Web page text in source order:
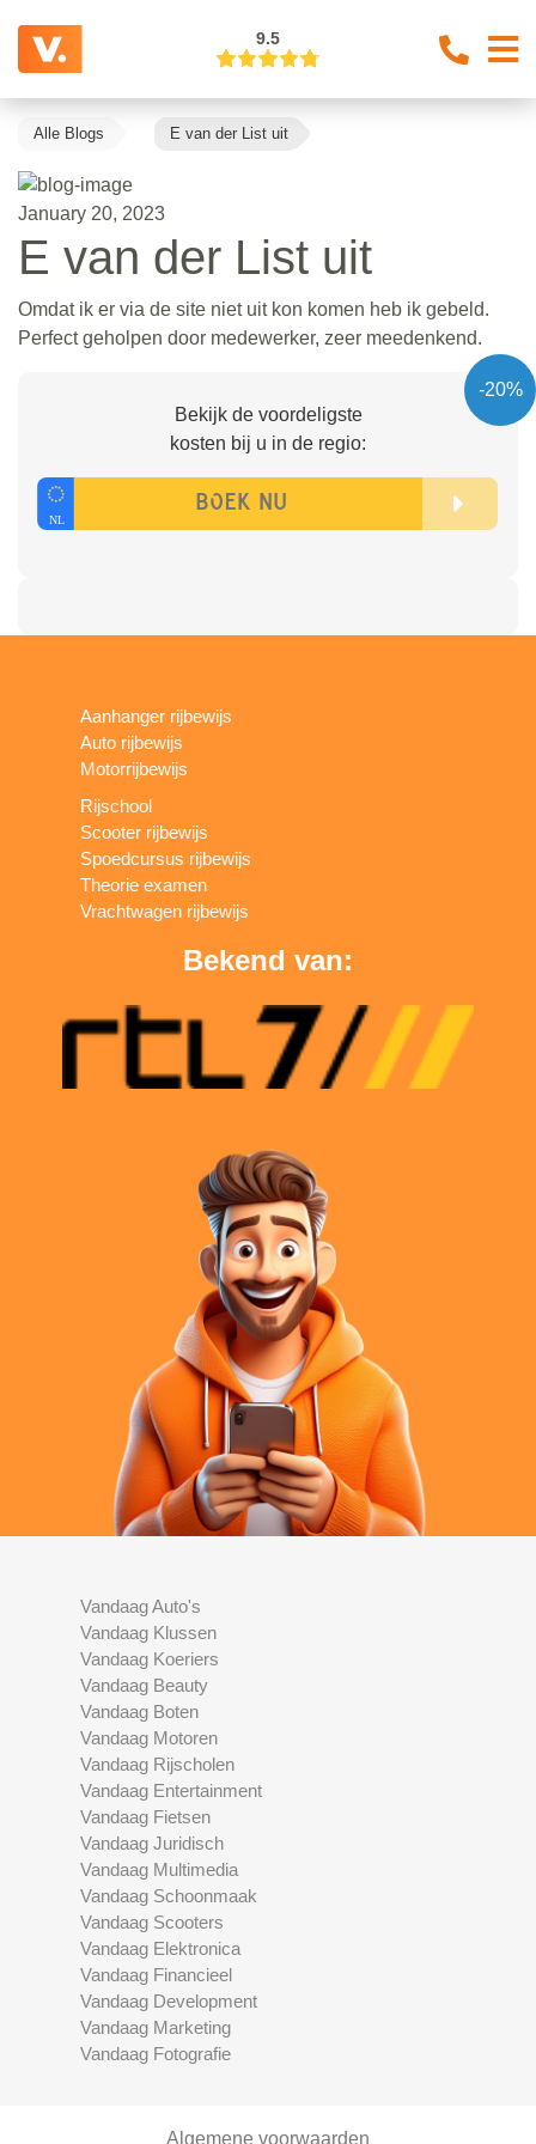
9.5
Alle Blogs E van der List uit
January 20, 2023
E van der List uit
Omdat ik er via de site niet uit kon komen heb ik gebeld.
Perfect geholpen door medewerker, zeer meedenkend.
-20%
Bekijk de voordeligste
kosten bij u in de regio:
Aanhanger rijbewijs
Auto rijbewijs
Motorrijbewijs
Rijschool
Scooter rijbewijs
Spoedcursus rijbewijs
Theorie examen
Vrachtwagen rijbewijs
Bekend van:
Vandaag Auto's
Vandaag Klussen
Vandaag Koeriers
Vandaag Beauty
Vandaag Boten
Vandaag Motoren
Vandaag Rijscholen
Vandaag Entertainment
Vandaag Fietsen
Vandaag Juridisch
Vandaag Multimedia
Vandaag Schoonmaak
Vandaag Scooters
Vandaag Elektronica
Vandaag Financieel
Vandaag Development
Vandaag Marketing
Vandaag Fotografie
Algemene voorwaarden